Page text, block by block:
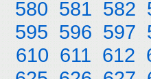
580 581 582
595 596 597
610 611 612